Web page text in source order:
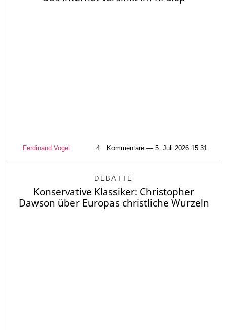
Ferdinand Vogel 4 Kommentare — 5. Juli 2026 15:31
DEBATTE
Konservative Klassiker: Christopher
Dawson über Europas christliche Wurzeln